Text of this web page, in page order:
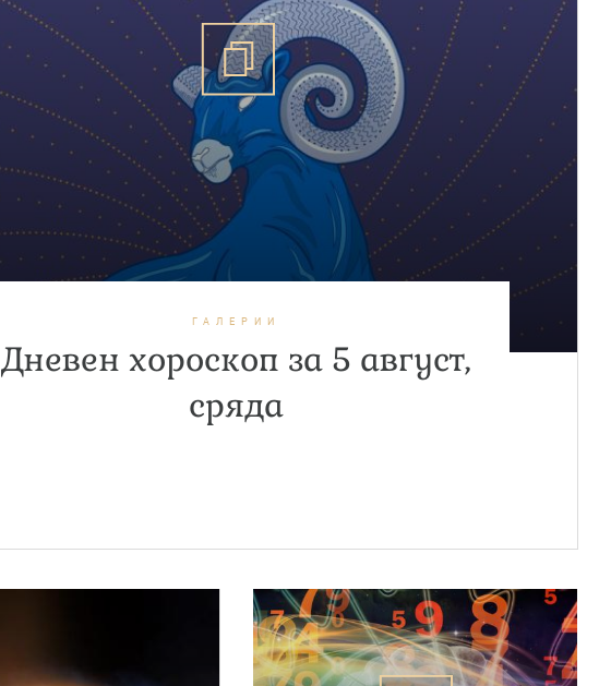
ГАЛЕРИИ
Дневен хороскоп за 5 август,
сряда